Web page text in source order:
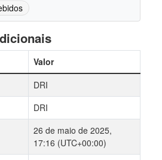
Valor
DRI
DRI
26 de maio de 2025,
17:16 (UTC+00:00)